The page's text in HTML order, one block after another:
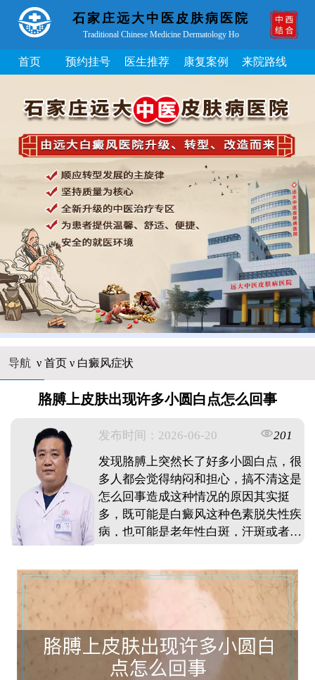
石家庄远大中医皮肤病医院
Traditional Chinese Medicine Dermatology Ho
首页 预约挂号 医生推荐 康复案例 来院路线
导航 ν 首页ν 白癜风症状
胳膊上皮肤出现许多小圆白点怎么回事
发布时间：2026-06-20
201
发现胳膊上突然长了好多小圆白点，很
多人都会觉得纳闷和担心，搞不清这是
怎么回事造成这种情况的原因其实挺
多，既可能是白癜风这种色素脱失性疾
病，也可能是老年性白斑，汗斑或者外
状，分布和变化趋势上各有特点，需要
仔细看才能初步分辨要是白点边界模
糊，表面有细小皮屑，那可能是汗斑；
要是白点光滑，边界清楚而且慢慢变
大，就要警惕白癜风的可能碰到这种情
况别慌，也别自己瞎猜，更别随便涂药
膏刺激皮肤，尽快到正规医疗机构检查